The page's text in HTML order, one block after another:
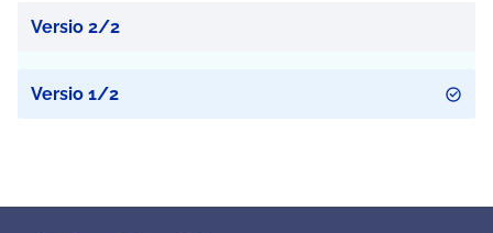
Versio 2/2
Versio 1/2